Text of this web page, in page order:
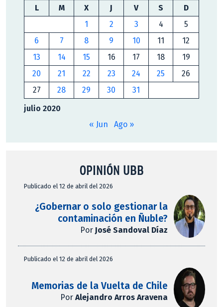
julio 2020
L M X J V S
D
1
2 3 4
5
6
7 8 9 10 11
12
13
14 15 16 17 18
19
20
21 22 23 24 25
26
27
28 29 30 31
« Jun Ago »
OPINIÓN UBB
Publicado el 12 de abril del 2026
¿Gobernar o solo gestionar la
contaminación en Ñuble?
Por José Sandoval Díaz
Publicado el 12 de abril del 2026
Memorias de la Vuelta de Chile
PorAlejandro Arros Aravena